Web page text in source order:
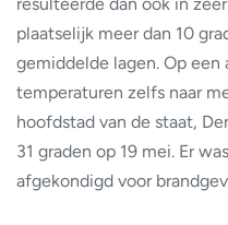
plaatselijk meer dan 10
gemiddelde lagen. Op een
temperaturen zelfs naar
hoofdstad van de staat,
31 graden op 19 mei. Er
afgekondigd voor